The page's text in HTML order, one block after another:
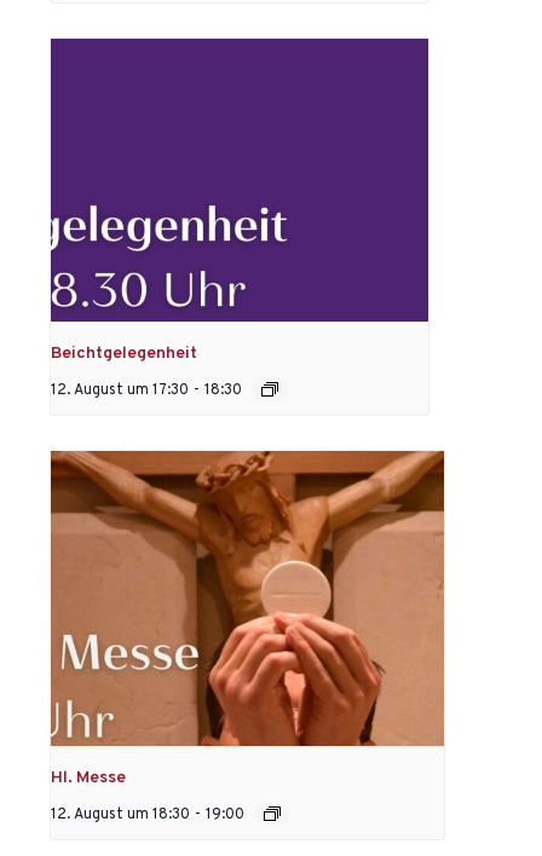
Beichtgelegenheit
12. August um 17:30 - 18:30
Hl. Messe
12. August um 18:30 - 19:00